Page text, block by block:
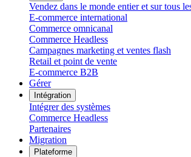
Vendez dans le monde entier et sur tous
E-commerce international
Commerce omnicanal
Commerce Headless
Campagnes marketing et ventes flash
Retail et point de vente
E-commerce B2B
Gérer
Intégration
Intégrer des systèmes
Commerce Headless
Partenaires
Migration
Plateforme